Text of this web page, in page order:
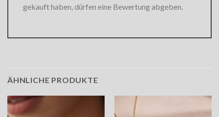
gekauft haben, dürfen eine Bewertung abgeben.
ÄHNLICHE PRODUKTE